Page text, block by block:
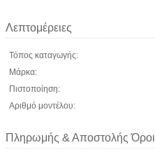
Λεπτομέρειες
Τόπος καταγωγής:
Μάρκα:
Πιστοποίηση:
Αριθμό μοντέλου:
Πληρωμής & Αποστολής Όροι